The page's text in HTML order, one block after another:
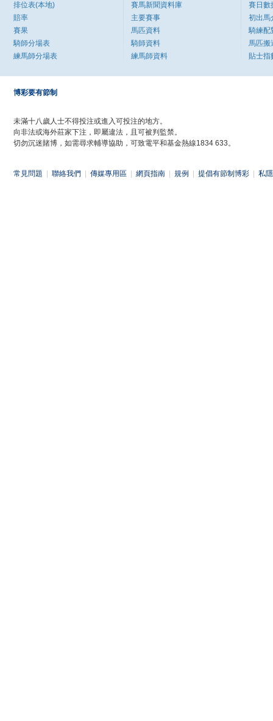
排位表(本地)
賠率
賽果
騎師分場表
練馬師分場表
賽馬新聞資料庫
主要賽事
馬匹資料
騎師資料
練馬師資料
賽日數
初出馬
騎練配
馬匹搬
貼士指
博彩要有節制
未滿十八歲人士不得投注或進入可投注的地方。
向非法或海外莊家下注，即屬違法，且可被判監禁。
切勿沉迷賭博，如需尋求輔導協助，可致電平和基金熱線1834 633。
常見問題 聯絡我們 傳媒專用區 網頁指南 規例 提倡有節制博彩 私